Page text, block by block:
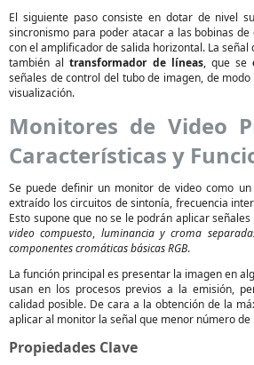
El siguiente paso consiste en dotar de nivel
sincronismo para poder atacar a las bobinas de
con el amplificador de salida horizontal. La señal
también altransformador de líneas, que se
señales de control del tubo de imagen, de
visualización.
Monitores de Video
Características y
Se puede definir un monitor de video como
extraído los circuitos de sintonía, frecuencia
Esto supone que no se le podrán aplicar
video compuesto, luminancia y croma
componentes cromáticas básicas RGB.
La función principal es presentar la imagen en
usan en los procesos previos a la emisión,
calidad posible. De cara a la obtención de la
aplicar al monitor la señal que menor número
Propiedades Clave